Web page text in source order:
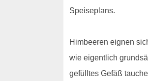
Speiseplans.
Himbeeren eignen
wie eigentlich
gefülltes Gefäß